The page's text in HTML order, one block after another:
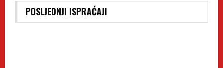
POSLJEDNJI ISPRAĆAJI